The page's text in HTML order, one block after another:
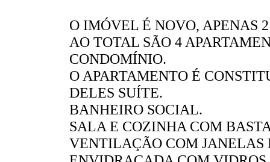
O IMÓVEL É NOVO, APENAS
AO TOTAL SÃO 4
CONDOMÍNIO.
O APARTAMENTO É
DELES SUÍTE.
BANHEIRO SOCIAL.
SALA E COZINHA COM
VENTILAÇÃO COM JANELAS